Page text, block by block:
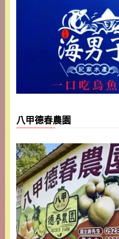
八甲德春農園